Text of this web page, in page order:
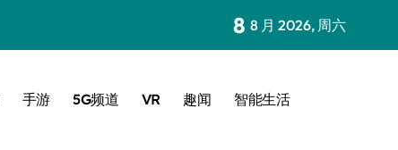
8 8 月 2026, 周六
手游 5G频道 VR 趣闻 智能生活